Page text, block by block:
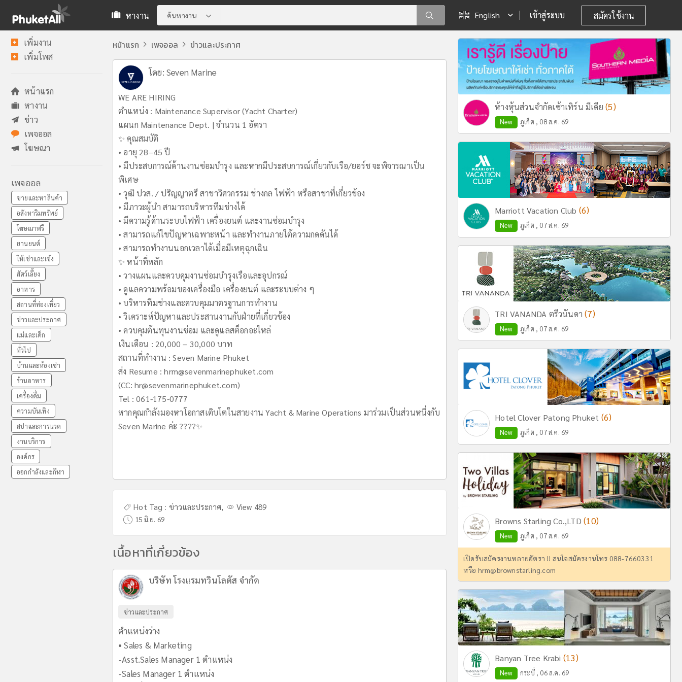
หางาน ค้นหางาน English เข้าสู่ระบบ สมัครใช้งาน
เพิ่มงาน
เพิ่มโพส
หน้าแรก
หางาน
ข่าว
เพจออล
โฆษณา
เพจออล
ขายและหาสินค้า
อสังหาริมทรัพย์
โฆษณาฟรี
ยานยนต์
ให้เช่าและเซ้ง
สัตว์เลี้ยง
อาหาร
สถานที่ท่องเที่ยว
ข่าวและประกาศ
แม่และเด็ก
ทั่วไป
บ้านและห้องเช่า
ร้านอาหาร
เครื่องดื่ม
ความบันเทิง
สปาและการนวด
งานบริการ
องค์กร
ออกกำลังและกีฬา
หน้าแรก เพจออล ข่าวและประกาศ
โดย: Seven Marine
WE ARE HIRING
ตำแหน่ง : Maintenance Supervisor (Yacht Charter)
แผนก Maintenance Dept. | จำนวน 1 อัตรา
✨ คุณสมบัติ
• อายุ 28–45 ปี
• มีประสบการณ์ด้านงานซ่อมบำรุง และหากมีประสบการณ์เกี่ยวกับเรือ/ยอร์ช จะพิจารณาเป็น
พิเศษ
• วุฒิ ปวส. / ปริญญาตรี สาขาวิศวกรรม ช่างกล ไฟฟ้า หรือสาขาที่เกี่ยวข้อง
• มีภาวะผู้นำ สามารถบริหารทีมช่างได้
• มีความรู้ด้านระบบไฟฟ้า เครื่องยนต์ และงานซ่อมบำรุง
• สามารถแก้ไขปัญหาเฉพาะหน้า และทำงานภายใต้ความกดดันได้
• สามารถทำงานนอกเวลาได้เมื่อมีเหตุฉุกเฉิน
✨ หน้าที่หลัก
• วางแผนและควบคุมงานซ่อมบำรุงเรือและอุปกรณ์
• ดูแลความพร้อมของเครื่องมือ เครื่องยนต์ และระบบต่าง ๆ
• บริหารทีมช่างและควบคุมมาตรฐานการทำงาน
• วิเคราะห์ปัญหาและประสานงานกับฝ่ายที่เกี่ยวข้อง
• ควบคุมต้นทุนงานซ่อม และดูแลสต็อกอะไหล่
เงินเดือน : 20,000 – 30,000 บาท
สถานที่ทำงาน : Seven Marine Phuket
ส่ง Resume :hrm@sevenmarinephuket.com
(CC: hr@sevenmarinephuket.com)
Tel : 061-175-0777
หากคุณกำลังมองหาโอกาสเติบโตในสายงาน Yacht & Marine Operations มาร่วมเป็นส่วนหนึ่งกับ
Seven Marine ค่ะ ????✨
Hot Tag : ข่าวและประกาศ, View 489
15 มิ.ย. 69
เนื้อหาที่เกี่ยวข้อง
บริษัท โรงแรมทวินโลตัส จำกัด
ข่าวและประกาศ
ตำแหน่งว่าง
• Sales & Marketing
-Asst.Sales Manager 1 ตำแหน่ง
-Sales Manager 1 ตำแหน่ง
ห้างหุ้นส่วนจำกัดเซ้าเทิร์น มีเดีย(5)
New ภูเก็ต , 08 ส.ค. 69
Marriott Vacation Club (6)
New ภูเก็ต , 07 ส.ค. 69
TRI VANANDA ตรีวนันดา(7)
New ภูเก็ต , 07 ส.ค. 69
Hotel Clover Patong Phuket (6)
New ภูเก็ต , 07 ส.ค. 69
Browns Starling Co.,LTD(10)
New ภูเก็ต , 07 ส.ค. 69
เปิดรับสมัครงานหลายอัตรา !! สนใจสมัครงานโทร 088-7660331
หรือ hrm@brownstarling.com
Banyan Tree Krabi (13)
New กระบี่ , 06 ส.ค. 69